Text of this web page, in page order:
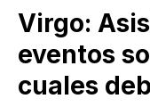
Virgo:
eventos
cuales